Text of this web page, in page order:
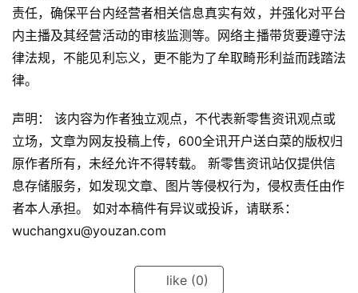
责任，确保平台内经营者相关信息真实有效，并强化对平台
内主播及其经营活动的审核监测等。网络主播带货要遵守法
律法规，不能见利忘义，更不能为了牟取畸形利益而践踏法
律。
声明： 该内容为作者独立观点，不代表新零售资讯观点或
立场，文章为网友投稿上传，600全讯开户送白菜的版权归
原作者所有，未经允许不得转载。 新零售资讯站仅提供信
息存储服务，如发现文章、图片等侵权行为，侵权责任由作
者本人承担。 如对本稿件有异议或投诉，请联系：
wuchangxu@youzan.com
like (0)